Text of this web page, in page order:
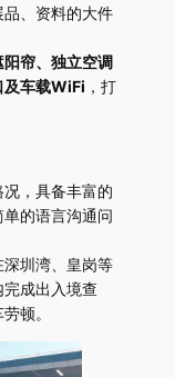
、资料的大件
帘、独立空调
车载WiFi ，打
，具备丰富的
的语言沟通问
深圳湾、皇岗等
成出入境查
顿。